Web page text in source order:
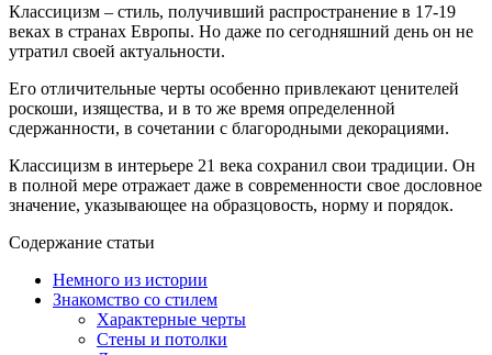
Классицизм – стиль, получивший распространение в 17-19
веках в странах Европы. Но даже по сегодняшний день он не
утратил своей актуальности.
Его отличительные черты особенно привлекают ценителей
роскоши, изящества, и в то же время определенной
сдержанности, в сочетании с благородными декорациями.
Классицизм в интерьере 21 века сохранил свои традиции. Он
в полной мере отражает даже в современности свое дословное
значение, указывающее на образцовость, норму и порядок.
Содержание статьи
Немного из истории
Знакомство со стилем
Характерные черты
Стены и потолки